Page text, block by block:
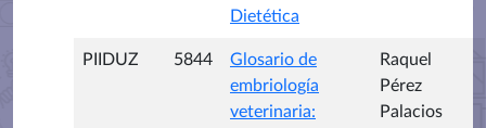
Dietética
PIIDUZ 5844
Glosario de
embriología
veterinaria:
Raquel
Pérez
Palacios